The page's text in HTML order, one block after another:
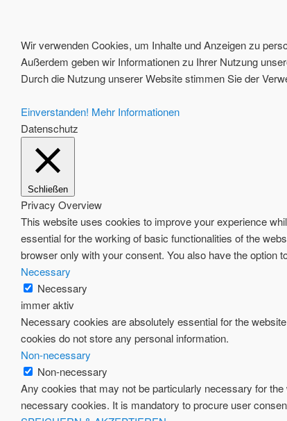
Wir verwenden Cookies, um Inhalte und Anzeigen zu
Außerdem geben wir Informationen zu Ihrer Nutzung
Durch die Nutzung unserer Website stimmen Sie der
Einverstanden! Mehr Informationen
Datenschutz
Schließen
Privacy Overview
This website uses cookies to improve your experience
essential for the working of basic functionalities of the
browser only with your consent. You also have the option
Necessary
Necessary
immer aktiv
Necessary cookies are absolutely essential for the
cookies do not store any personal information.
Non-necessary
Non-necessary
Any cookies that may not be particularly necessary for
necessary cookies. It is mandatory to procure user